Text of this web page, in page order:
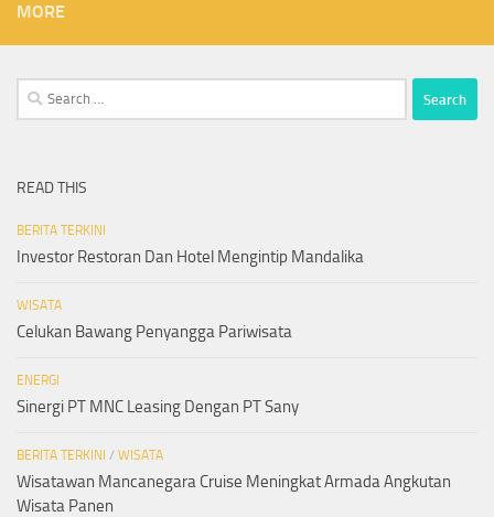
MORE
Search
for:
READ THIS
BERITA TERKINI
Investor Restoran Dan Hotel Mengintip Mandalika
WISATA
Celukan Bawang Penyangga Pariwisata
ENERGI
Sinergi PT MNC Leasing Dengan PT Sany
BERITA TERKINI / WISATA
Wisatawan Mancanegara Cruise Meningkat Armada Angkutan
Wisata Panen